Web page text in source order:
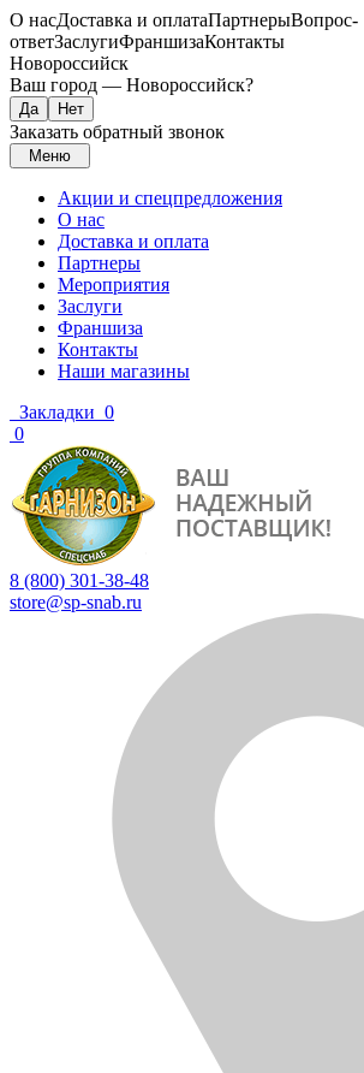
О насДоставка и оплатаПартнерыВопрос-
ответЗаслугиФраншизаКонтакты
Новороссийск
Ваш город — Новороссийск?
Заказать обратный звонок
Меню
Акции и спецпредложения
О нас
Доставка и оплата
Партнеры
Мероприятия
Заслуги
Франшиза
Контакты
Наши магазины
Закладки 0
0
8 (800) 301-38-48
store@sp-snab.ru